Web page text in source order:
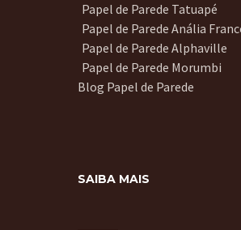
Papel de Parede Tatuapé
Papel de Parede Anália
Papel de Parede Alphaville
Papel de Parede Morumbi
Blog Papel de Parede
SAIBA MAIS